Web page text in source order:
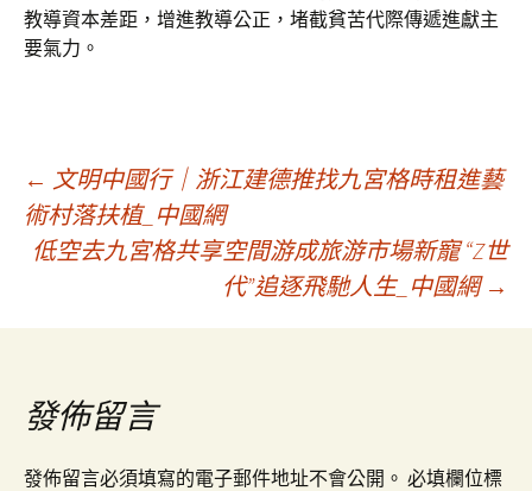
教導資本差距，增進教導公正，堵截貧苦代際傳遞進獻主
要氣力。
文
章
導
覽
← 文明中國行｜浙江建德推找九宮格時租進藝
術村落扶植_中國網
低空去九宮格共享空間游成旅游市場新寵 “Z世
代”追逐飛馳人生_中國網 →
發佈留言
發佈留言必須填寫的電子郵件地址不會公開。 必填欄位標